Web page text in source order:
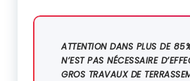
ATTENTION DANS PLUS DE
N’EST PAS NÉCESSAIRE
GROS TRAVAUX DE